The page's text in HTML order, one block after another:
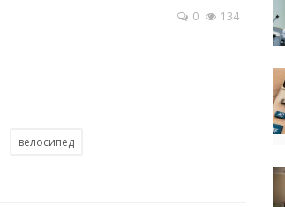
0 134
велосипед